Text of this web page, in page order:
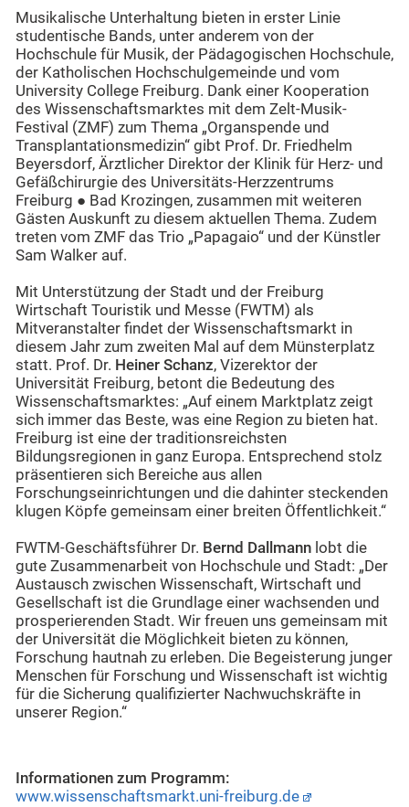
Musikalische Unterhaltung bieten in erster Linie
studentische Bands, unter anderem von der
Hochschule für Musik, der Pädagogischen Hochschule,
der Katholischen Hochschulgemeinde und vom
University College Freiburg. Dank einer Kooperation
des Wissenschaftsmarktes mit dem Zelt-Musik-
Festival (ZMF) zum Thema „Organspende und
Transplantationsmedizin“ gibt Prof. Dr. Friedhelm
Beyersdorf, Ärztlicher Direktor der Klinik für Herz- und
Gefäßchirurgie des Universitäts-Herzzentrums
Freiburg ● Bad Krozingen, zusammen mit weiteren
Gästen Auskunft zu diesem aktuellen Thema. Zudem
treten vom ZMF das Trio „Papagaio“ und der Künstler
Sam Walker auf.
Mit Unterstützung der Stadt und der Freiburg
Wirtschaft Touristik und Messe (FWTM) als
Mitveranstalter findet der Wissenschaftsmarkt in
diesem Jahr zum zweiten Mal auf dem Münsterplatz
statt. Prof. Dr. Heiner Schanz, Vizerektor der
Universität Freiburg, betont die Bedeutung des
Wissenschaftsmarktes: „Auf einem Marktplatz zeigt
sich immer das Beste, was eine Region zu bieten hat.
Freiburg ist eine der traditionsreichsten
Bildungsregionen in ganz Europa. Entsprechend stolz
präsentieren sich Bereiche aus allen
Forschungseinrichtungen und die dahinter steckenden
klugen Köpfe gemeinsam einer breiten Öffentlichkeit.“
FWTM-Geschäftsführer Dr. Bernd Dallmann lobt die
gute Zusammenarbeit von Hochschule und Stadt: „Der
Austausch zwischen Wissenschaft, Wirtschaft und
Gesellschaft ist die Grundlage einer wachsenden und
prosperierenden Stadt. Wir freuen uns gemeinsam mit
der Universität die Möglichkeit bieten zu können,
Forschung hautnah zu erleben. Die Begeisterung junger
Menschen für Forschung und Wissenschaft ist wichtig
für die Sicherung qualifizierter Nachwuchskräfte in
unserer Region.“
Informationen zum Programm:
www.wissenschaftsmarkt.uni-freiburg.de